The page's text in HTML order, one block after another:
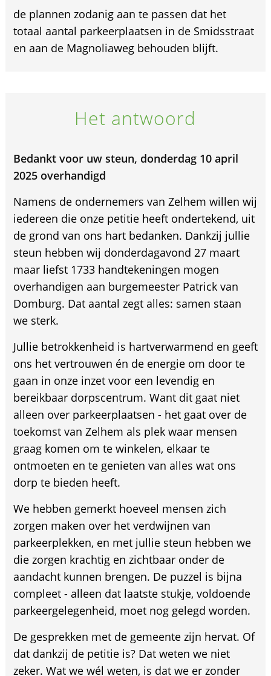
de plannen zodanig aan te passen dat het
totaal aantal parkeerplaatsen in de Smidsstraat
en aan de Magnoliaweg behouden blijft.
Het antwoord
Bedankt voor uw steun, donderdag 10 april
2025 overhandigd
Namens de ondernemers van Zelhem willen wij
iedereen die onze petitie heeft ondertekend, uit
de grond van ons hart bedanken. Dankzij jullie
steun hebben wij donderdagavond 27 maart
maar liefst 1733 handtekeningen mogen
overhandigen aan burgemeester Patrick van
Domburg. Dat aantal zegt alles: samen staan
we sterk.
Jullie betrokkenheid is hartverwarmend en geeft
ons het vertrouwen én de energie om door te
gaan in onze inzet voor een levendig en
bereikbaar dorpscentrum. Want dit gaat niet
alleen over parkeerplaatsen - het gaat over de
toekomst van Zelhem als plek waar mensen
graag komen om te winkelen, elkaar te
ontmoeten en te genieten van alles wat ons
dorp te bieden heeft.
We hebben gemerkt hoeveel mensen zich
zorgen maken over het verdwijnen van
parkeerplekken, en met jullie steun hebben we
die zorgen krachtig en zichtbaar onder de
aandacht kunnen brengen. De puzzel is bijna
compleet - alleen dat laatste stukje, voldoende
parkeergelegenheid, moet nog gelegd worden.
De gesprekken met de gemeente zijn hervat. Of
dat dankzij de petitie is? Dat weten we niet
zeker. Wat we wél weten, is dat we er zonder